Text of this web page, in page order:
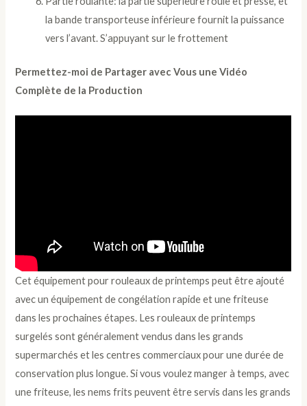
la bande transporteuse inférieure fournit la puissance
vers l’avant. S’appuyant sur le frottement
Permettez-moi de Partager avec Vous une Vidéo
Complète de la Production
Cet équipement pour rouleaux de printemps peut être ajouté
avec un équipement de congélation rapide et une friteuse
dans les prochaines étapes. Les rouleaux de printemps
surgelés sont généralement vendus dans les grands
supermarchés et les centres commerciaux pour une durée de
conservation plus longue. Si vous voulez manger à temps, avec
une friteuse, les nems frits peuvent être servis dans les grands